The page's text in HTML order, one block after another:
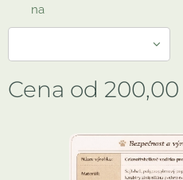
na
Cena od 200,00